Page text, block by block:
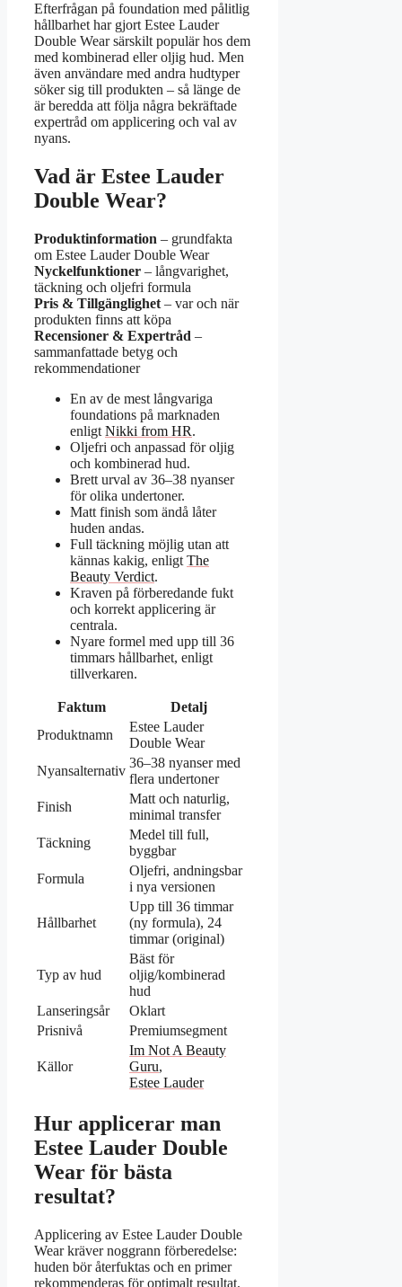
Efterfrågan på foundation med pålitlig
hållbarhet har gjort Estee Lauder
Double Wear särskilt populär hos dem
med kombinerad eller oljig hud. Men
även användare med andra hudtyper
söker sig till produkten – så länge de
är beredda att följa några bekräftade
expertråd om applicering och val av
nyans.
Vad är Estee Lauder
Double Wear?
Produktinformation – grundfakta
om Estee Lauder Double Wear
Nyckelfunktioner – långvarighet,
täckning och oljefri formula
Pris & Tillgänglighet – var och när
produkten finns att köpa
Recensioner & Expertråd –
sammanfattade betyg och
rekommendationer
En av de mest långvariga
foundations på marknaden
enligt Nikki from HR.
Oljefri och anpassad för oljig
och kombinerad hud.
Brett urval av 36–38 nyanser
för olika undertoner.
Matt finish som ändå låter
huden andas.
Full täckning möjlig utan att
kännas kakig, enligt The
Beauty Verdict.
Kraven på förberedande fukt
och korrekt applicering är
centrala.
Nyare formel med upp till 36
timmars hållbarhet, enligt
tillverkaren.
Faktum
Detalj
Produktnamn
Estee Lauder
Double Wear
Nyansalternativ
36–38 nyanser med
flera undertoner
Finish
Matt och naturlig,
minimal transfer
Täckning
Medel till full,
byggbar
Formula
Oljefri, andningsbar
i nya versionen
Hållbarhet
Upp till 36 timmar
(ny formula), 24
timmar (original)
Typ av hud
Bäst för
oljig/kombinerad
hud
Lanseringsår
Oklart
Prisnivå
Premiumsegment
Källor
Im Not A Beauty
Guru,
Estee Lauder
Hur applicerar man
Estee Lauder Double
Wear för bästa
resultat?
Applicering av Estee Lauder Double
Wear kräver noggrann förberedelse:
huden bör återfuktas och en primer
rekommenderas för optimalt resultat.